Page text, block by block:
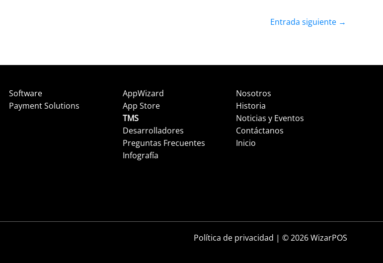
Entrada siguiente →
Software
Payment Solutions
AppWizard
App Store
TMS
Desarrolladores
Preguntas Frecuentes
Infografía
Nosotros
Historia
Noticias y Eventos
Contáctanos
Inicio
Política de privacidad | © 2026 WizarPOS